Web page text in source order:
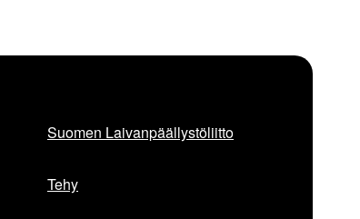
Suomen Laivanpäällystöliitto
Tehy